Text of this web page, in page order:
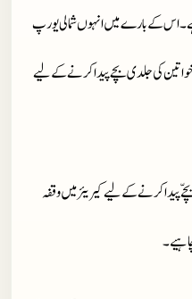
ہے۔ اس کے بارے میں انہوں شمالی یورپ
کی جلدی بچے پیدا کرنے کے لیے
پیدا کرنے کے لیے کیریئر میں وقفہ